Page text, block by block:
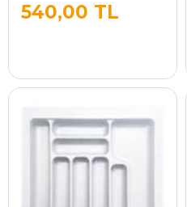
540,00 TL